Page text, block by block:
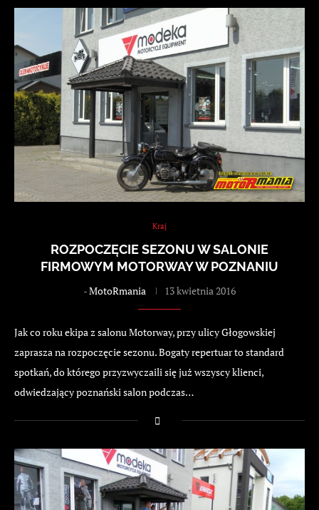
Kraj
ROZPOCZĘCIE SEZONU W SALONIE
FIRMOWYM MOTORWAY W POZNANIU
-MotoRmania 13 kwietnia 2016
Jak co roku ekipa z salonu Motorway, przy ulicy Głogowskiej
zaprasza na rozpoczęcie sezonu. Bogaty repertuar to standard
spotkań, do którego przyzwyczaili się już wszyscy klienci,
odwiedzający poznański salon podczas…